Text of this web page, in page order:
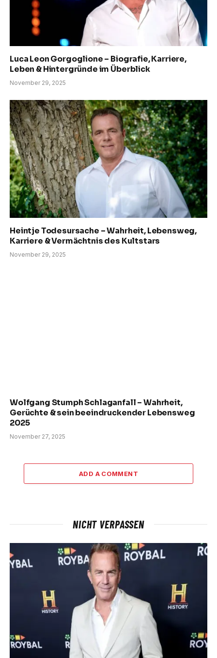
Luca Leon Gorgoglione – Biografie, Karriere,
Leben & Hintergründe im Überblick
November 29, 2025
Heintje Todesursache – Wahrheit, Lebensweg,
Karriere & Vermächtnis des Kultstars
November 29, 2025
Wolfgang Stumph Schlaganfall – Wahrheit,
Gerüchte & sein beeindruckender Lebensweg
2025
November 27, 2025
ADD A COMMENT
NICHT VERPASSEN